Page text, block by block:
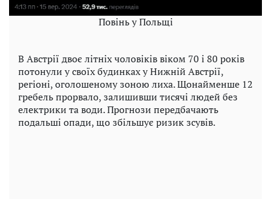
Повінь у Польщі
В Австрії двоє літніх чоловіків віком 70 і 80 років
потонули у своїх будинках у Нижній Австрії,
регіоні, оголошеному зоною лиха. Щонайменше 12
гребель прорвало, залишивши тисячі людей без
електрики та води. Прогнози передбачають
подальші опади, що збільшує ризик зсувів.